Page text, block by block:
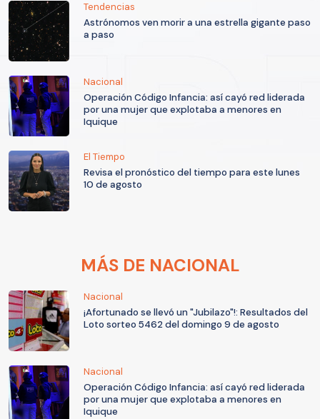
Tendencias
Astrónomos ven morir a una estrella gigante paso
a paso
Nacional
Operación Código Infancia: así cayó red liderada
por una mujer que explotaba a menores en
Iquique
El Tiempo
Revisa el pronóstico del tiempo para este lunes
10 de agosto
MÁS DE NACIONAL
Nacional
¡Afortunado se llevó un "Jubilazo"!: Resultados del
Loto sorteo 5462 del domingo 9 de agosto
Nacional
Operación Código Infancia: así cayó red liderada
por una mujer que explotaba a menores en
Iquique